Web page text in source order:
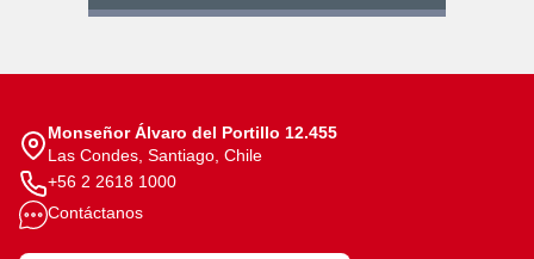
Monseñor Álvaro del Portillo 12.455
Las Condes, Santiago, Chile
+56 2 2618 1000
Contáctanos